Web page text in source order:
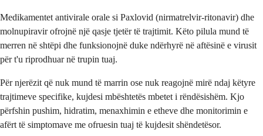
Medikamentet antivirale orale si Paxlovid (nirmatrelvir-ritonavir) dhe
molnupiravir ofrojnë një qasje tjetër të trajtimit. Këto pilula mund të
merren në shtëpi dhe funksionojnë duke ndërhyrë në aftësinë e virusit
për t'u riprodhuar në trupin tuaj.
Për njerëzit që nuk mund të marrin ose nuk reagojnë mirë ndaj këtyre
trajtimeve specifike, kujdesi mbështetës mbetet i rëndësishëm. Kjo
përfshin pushim, hidratim, menaxhimin e etheve dhe monitorimin e
afërt të simptomave me ofruesin tuaj të kujdesit shëndetësor.